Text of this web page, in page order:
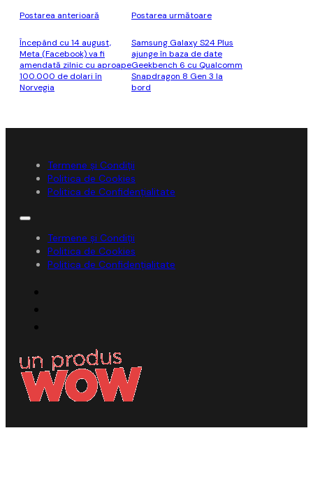
Postarea anterioară
Începând cu 14 august,
Meta (Facebook) va fi
amendată zilnic cu aproape
100.000 de dolari în
Norvegia
Postarea următoare
Samsung Galaxy S24 Plus
ajunge în baza de date
Geekbench 6 cu Qualcomm
Snapdragon 8 Gen 3 la
bord
Termene și Condiții
Politica de Cookies
Politica de Confidențialitate
Termene și Condiții
Politica de Cookies
Politica de Confidențialitate